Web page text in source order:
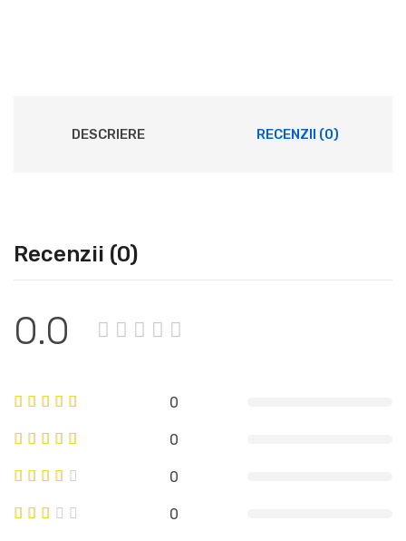
DESCRIERE RECENZII (0)
Recenzii (0)
0.0
0
0
0
0